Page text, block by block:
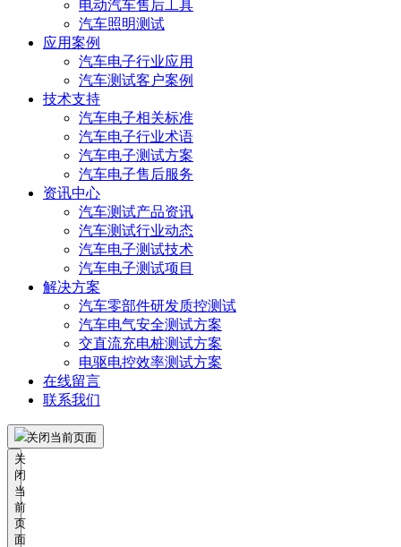
电动汽车售后工具
汽车照明测试
应用案例
汽车电子行业应用
汽车测试客户案例
技术支持
汽车电子相关标准
汽车电子行业术语
汽车电子测试方案
汽车电子售后服务
资讯中心
汽车测试产品资讯
汽车测试行业动态
汽车电子测试技术
汽车电子测试项目
解决方案
汽车零部件研发质控测试
汽车电气安全测试方案
交直流充电桩测试方案
电驱电控效率测试方案
在线留言
联系我们
关闭当前页面
关
闭
当
前
页
面